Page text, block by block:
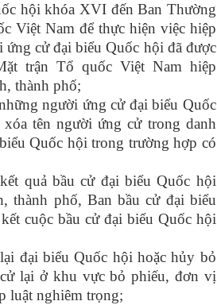
hội khóa XVI đến Ban Thường
Việt Nam để thực hiện việc hiệp
cử đại biểu Quốc hội đã được
trận Tổ quốc Việt Nam hiệp
thành phố;
người ứng cử đại biểu Quốc
tên người ứng cử trong danh
Quốc hội trong trường hợp có
quả bầu cử đại biểu Quốc hội
thành phố, Ban bầu cử đại biểu
cuộc bầu cử đại biểu Quốc hội
đại biểu Quốc hội hoặc hủy bỏ
lại ở khu vực bỏ phiếu, đơn vị
luật nghiêm trọng;